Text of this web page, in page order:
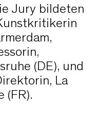
Jury bildeten
(DE), und
La
(FR).